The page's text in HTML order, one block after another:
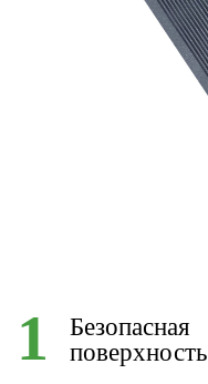
1
Безопасная
поверхность